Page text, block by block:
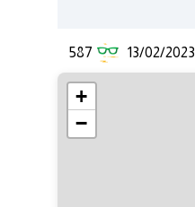
13/02/2023
587
+
−